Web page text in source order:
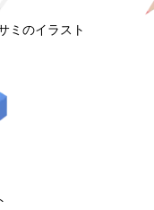
ミのイラスト